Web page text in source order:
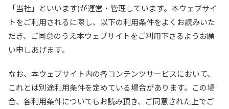
「当社」といいます)が運営・管理しています。本ウェブサイ
トをご利用されるに際し、以下の利用条件をよくお読みいた
だき、ご同意のうえ本ウェブサイトをご利用下さるようお願
い申しあげます。
なお、本ウェブサイト内の各コンテンツサービスにおいて、
これとは別途利用条件を定めている場合があります。この場
合、各利用条件についてもお読み頂き、ご同意された上でご